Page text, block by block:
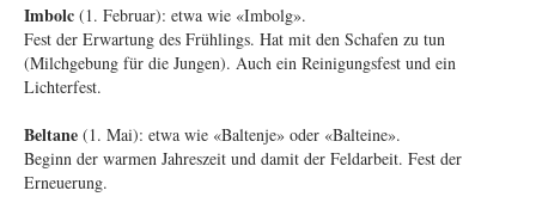
Imbolc (1. Februar): etwa wie «Imbolg».
Fest der Erwartung des Frühlings. Hat mit den Schafen zu tun
(Milchgebung für die Jungen). Auch ein Reinigungsfest und ein
Lichterfest.
Beltane (1. Mai): etwa wie «Baltenje» oder «Balteine».
Beginn der warmen Jahreszeit und damit der Feldarbeit. Fest der
Erneuerung.